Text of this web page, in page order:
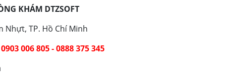
KHÁM DTZSOFT
Nhựt, TP. Hồ Chí Minh
0903 006 805 -0888 375 345